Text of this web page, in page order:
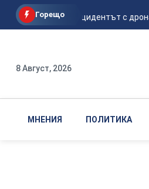
Горещо
Мирчев: Инцидентът с дрона
8 Август, 2026
МНЕНИЯ ПОЛИТИКА